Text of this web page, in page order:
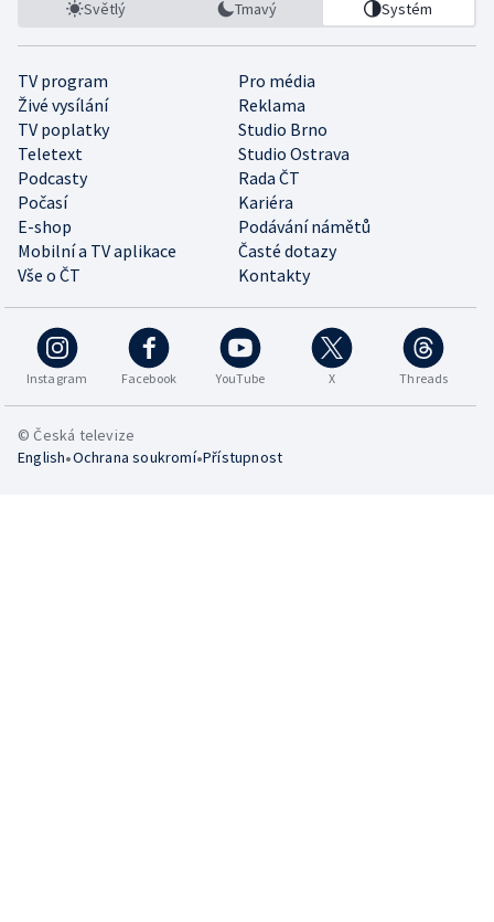
Světlý Tmavý Systém
TV program
Pro média
Živé vysílání
Reklama
TV poplatky
Studio Brno
Teletext
Studio Ostrava
Podcasty
Rada ČT
Počasí
Kariéra
E-shop
Podávání námětů
Mobilní a TV aplikace
Časté dotazy
Vše o ČT
Kontakty
Instagram Facebook YouTube X Threads
© Česká televize
English•Ochrana soukromí•Přístupnost